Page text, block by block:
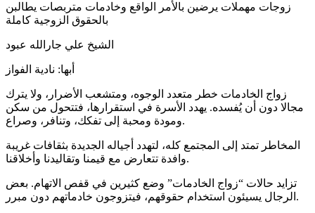
زوجات مهملات يرضين بالأمر الواقع وخادمات متربصات يطالبن
بالحقوق الزوجية كاملة
الشيخ علي جارالله عبود
أبها: نادية الفواز
زواج الخادمات خطر متعدد الوجوه، ومتشعب الأضرار، ولا يترك
مجالا دون أن يُفسده. يهدد الأسرة في استقرارها، فتتحول من سكن
ومودة ومحبة إلى تفكك، وتنافر، وصراع.
المخاطر تمتد إلى المجتمع كله، لتهدد أجياله الجديدة بثقافات غريبة
وافدة تتعارض مع قيمنا وتقاليدنا وأخلاقنا.
تزايد حالات “زواج الخادمات” وضع كثيرين في قفص الاتهام. بعض
الرجال يسيئون استخدام حقوقهم، فيتزوجون خادماتهم دون مبرر.